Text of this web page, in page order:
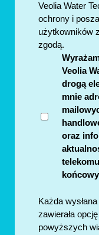
Veolia Water
ochrony i
użytkowników
zgodą.
Veolia
drogą
mnie
oraz
Każda
zawierała
powyższych